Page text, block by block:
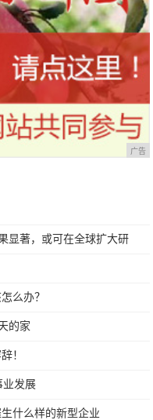
广告
显著，或可在全球扩大研
么办？
的家
！
业发展
什么样的新型企业